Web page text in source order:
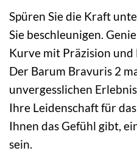
Spüren Sie die Kraft
Sie beschleunigen.
Kurve mit Präzision
Der Barum Bravuris 2
unvergesslichen
Ihre Leidenschaft für
Ihnen das Gefühl gibt,
sein.